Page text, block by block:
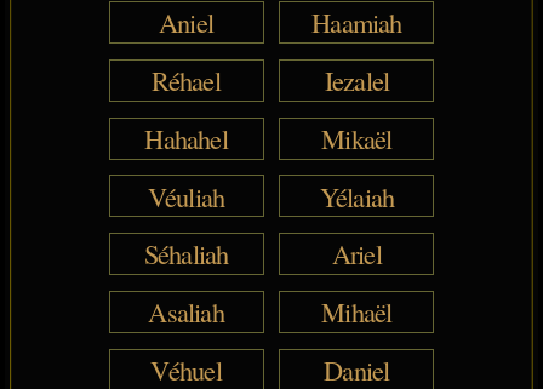
Aniel
Haamiah
Réhael
Iezalel
Hahahel
Mikaël
Véuliah
Yélaiah
Séhaliah
Ariel
Asaliah
Mihaël
Véhuel
Daniel